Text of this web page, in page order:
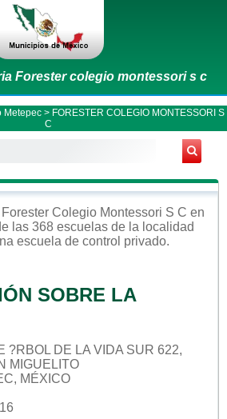
Forester colegio montessori s c
Metepec > FORESTER COLEGIO MONTESSORI S
C
Forester Colegio Montessori S C en
las 368 escuelas de la localidad
escuela de control privado.
SOBRE LA
?RBOL DE LA VIDA SUR 622,
MIGUELITO
MÉXICO